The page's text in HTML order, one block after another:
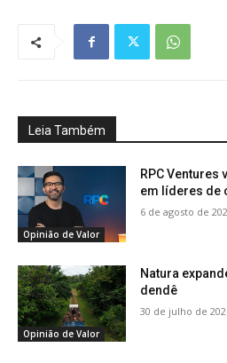
Leia Também
Opinião de Valor
RPC
em líderes de
6 de agosto de
Opinião de Valor
Natura
dendê
30 de julho de